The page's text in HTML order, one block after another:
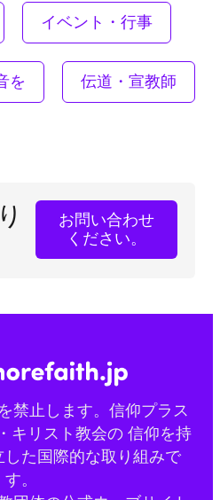
イベント・行事
を 伝道・宣教師
お問い合わせ
ください。
禁止します。信仰プラス
キリスト教会の 信仰を持
た国際的な取り組みで
す。